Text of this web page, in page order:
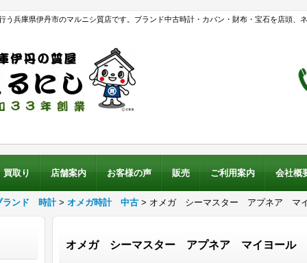
う兵庫県伊丹市のマルニシ質店です。ブランド中古時計・カバン・財布・宝石を店頭、ネ
買取り 店舗案内 お客様の声 販売 ご利用案内 会社概
ランド 時計 > オメガ時計 中古 > オメガ シーマスター アプネア マ
オメガ シーマスター アプネア マイヨール